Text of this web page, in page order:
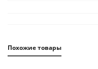
Похожие товары